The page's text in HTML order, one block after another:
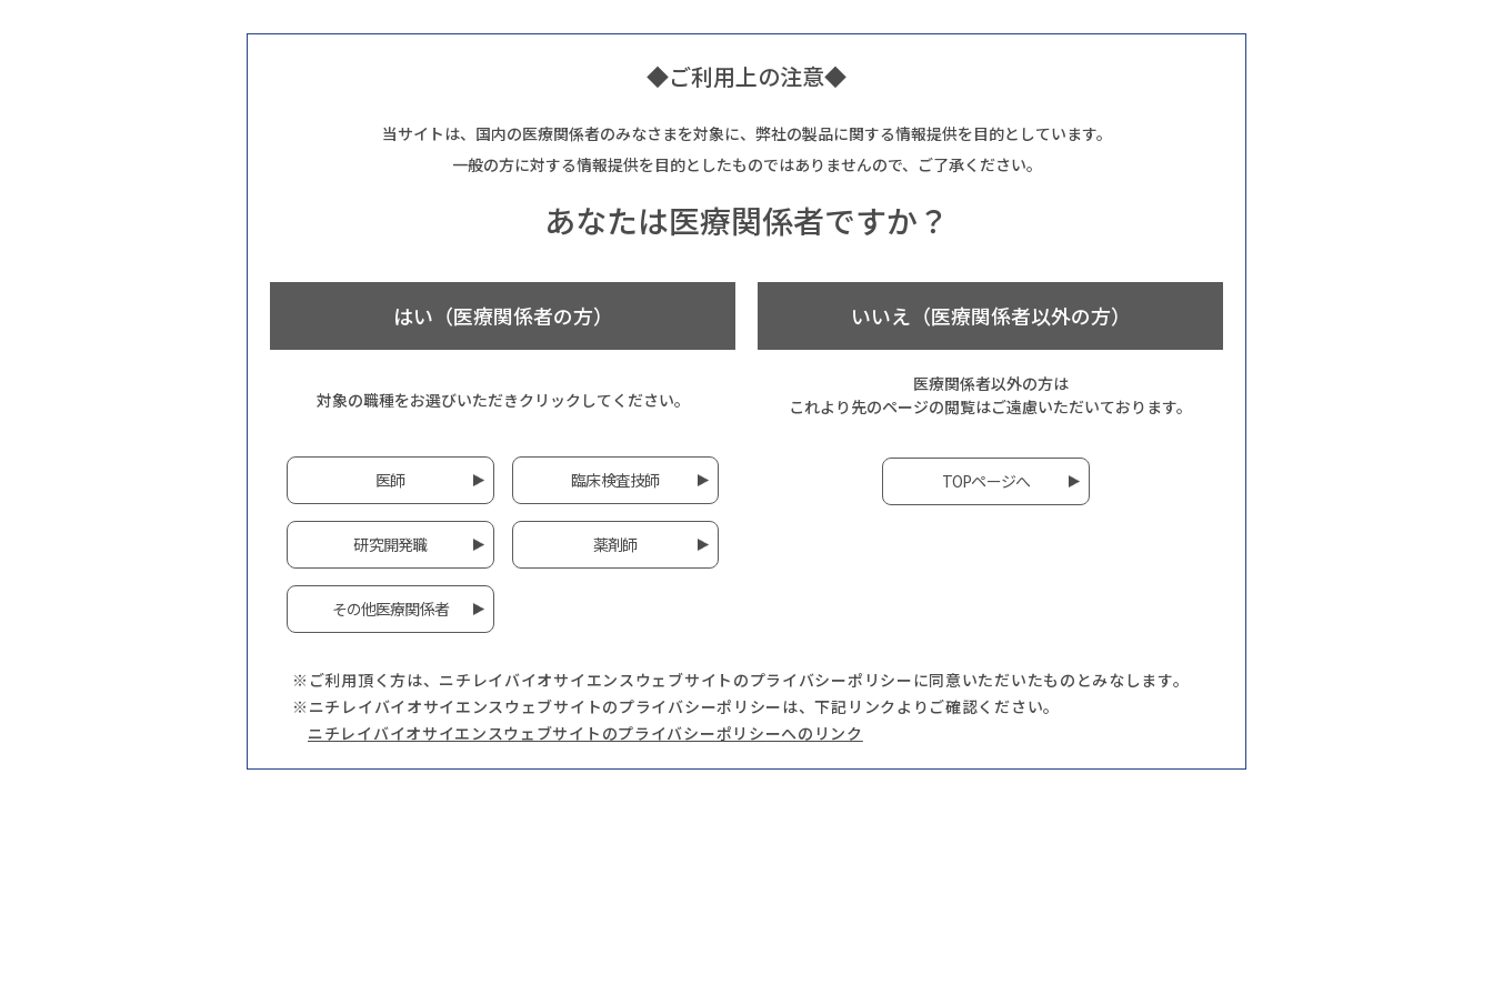
◆ご利用上の注意◆
当サイトは、国内の医療関係者のみなさまを対象に、弊社の製品に関する情報提供を目的としています。
一般の方に対する情報提供を目的としたものではありませんので、ご了承ください。
あなたは医療関係者ですか？
はい（医療関係者の方）
対象の職種をお選びいただきクリックしてください。
医師 臨床検査技師
研究開発職 薬剤師
その他医療関係者
いいえ（医療関係者以外の方）
医療関係者以外の方は
これより先のページの閲覧はご遠慮いただいております。
TOPページへ
※ご利用頂く方は、ニチレイバイオサイエンスウェブサイトのプライバシーポリシーに同意いただいたものとみなします。
※ニチレイバイオサイエンスウェブサイトのプライバシーポリシーは、下記リンクよりご確認ください。
ニチレイバイオサイエンスウェブサイトのプライバシーポリシーへのリンク